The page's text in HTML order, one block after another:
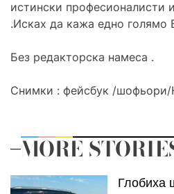
истински професионалисти
.Исках да кажа едно голямо
Без редакторска намеса .
Снимки : фейсбук /шофьори/
MORE
Глобиха